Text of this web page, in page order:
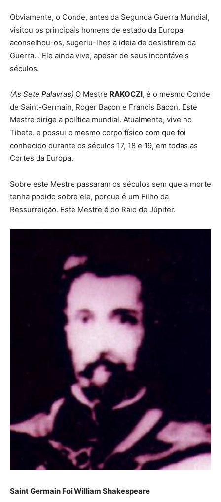
Obviamente, o Conde, antes da Segunda Guerra Mundial,
visitou os principais homens de estado da Europa;
aconselhou-os, sugeriu-lhes a ideia de desistirem da
Guerra… Ele ainda vive, apesar de seus incontáveis ​​
séculos.
(As Sete Palavras) O Mestre RAKOCZI, é o mesmo Conde
de Saint-Germain, Roger Bacon e Francis Bacon. Este
Mestre dirige a política mundial. Atualmente, vive no
Tibete. e possui o mesmo corpo físico com que foi
conhecido durante os séculos 17, 18 e 19, em todas as
Cortes da Europa.
Sobre este Mestre passaram os séculos sem que a morte
tenha podido sobre ele, porque é um Filho da
Ressurreição. Este Mestre é do Raio de Júpiter.
Saint Germain Foi William Shakespeare